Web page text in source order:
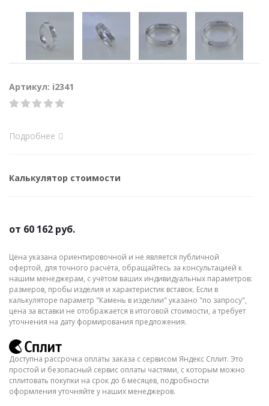
Артикул: i2341
Подробнее
Калькулятор стоимости
от 60 162 руб.
Цена указана ориентировочной и не является публичной
офертой, для точного расчёта, обращайтесь за консультацией к
нашим менеджерам, с учётом ваших индивидуальных параметров:
размеров, пробы изделия и характеристик вставок. Если в
калькуляторе параметр "Камень в изделии" указано "по запросу",
цена за вставки не отображается в итоговой стоимости, а требует
уточнения на дату формирования предложения.
Доступна рассрочка оплаты заказа с сервисом Яндекс Сплит. Это
простой и безопасный сервис оплаты частями, с которым можно
сплитовать покупки на срок до 6 месяцев, подробности
оформления уточняйте у наших менеджеров.